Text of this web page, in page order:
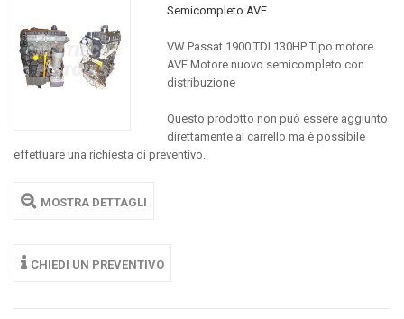
Semicompleto AVF
VW Passat 1900 TDI 130HP Tipo motore
AVF Motore nuovo semicompleto con
distribuzione
Questo prodotto non può essere aggiunto
direttamente al carrello ma è possibile
effettuare una richiesta di preventivo.
MOSTRA DETTAGLI
CHIEDI UN PREVENTIVO